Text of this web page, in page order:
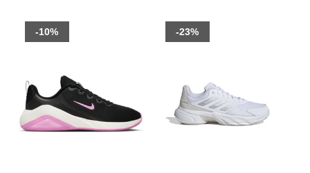
-10% -23%